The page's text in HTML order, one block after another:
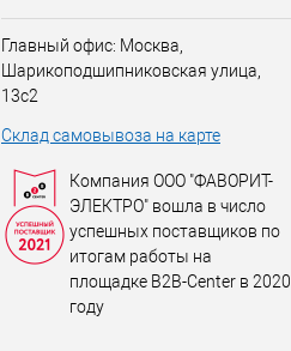
Главный офис: Москва,
Шарикоподшипниковская улица,
13с2
Склад самовывоза на карте
Компания ООО "ФАВОРИТ-
ЭЛЕКТРО" вошла в число
успешных поставщиков по
итогам работы на
площадке B2B-Center в 2020
году